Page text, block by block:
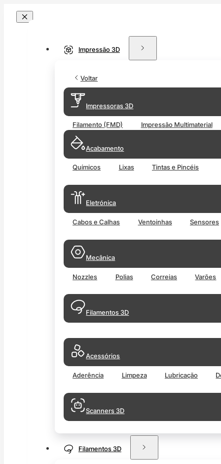
Impressão 3D
Voltar
Impressoras 3D
Filamento (FMD) Impressão Multimaterial
Acabamento
Químicos Lixas Tintas e Pincéis
Eletrónica
Cabos e Calhas Ventoinhas Sensores
Mecânica
Nozzles Polias Correias Varões
Filamentos 3D
Acessórios
Aderência Limpeza Lubricação
Scanners 3D
Filamentos 3D